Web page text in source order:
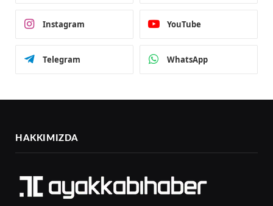
Instagram YouTube
Telegram WhatsApp
HAKKIMIZDA